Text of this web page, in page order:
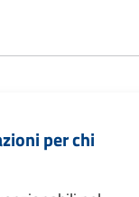
per chi